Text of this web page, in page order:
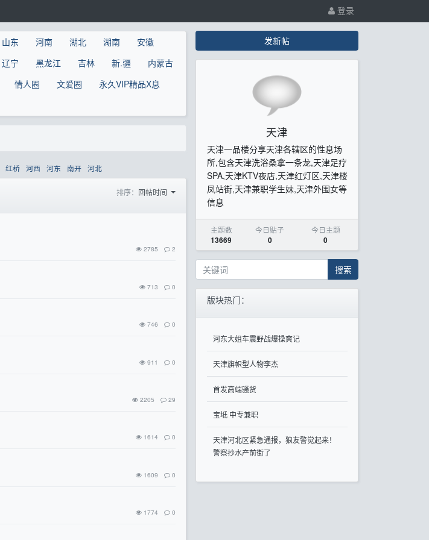
登录
山东 河南 湖北 湖南
安徽
辽宁 黑龙江 吉林 新.疆
内蒙古
情人圈 文爱圈
永久VIP精品X息
红桥 河西 河东 南开 河北
排序： 回帖时间
2785 2
713 0
746 0
911 0
2205 29
1614 0
1609 0
1774 0
发新帖
天津
天津一品楼分享天津各辖区的性息场
所,包含天津洗浴桑拿一条龙,天津足疗
SPA,天津KTV夜店,天津红灯区,天津楼
凤站街,天津兼职学生妹,天津外围女等
信息
主题数
13669
今日贴子
0
今日主题
0
搜索
版块热门：
河东大姐车震野战爆操爽记
天津旗帜型人物李杰
首发高端骚货
宝坻 中专兼职
天津河北区紧急通报，狼友警觉起来！
警察抄水产前街了